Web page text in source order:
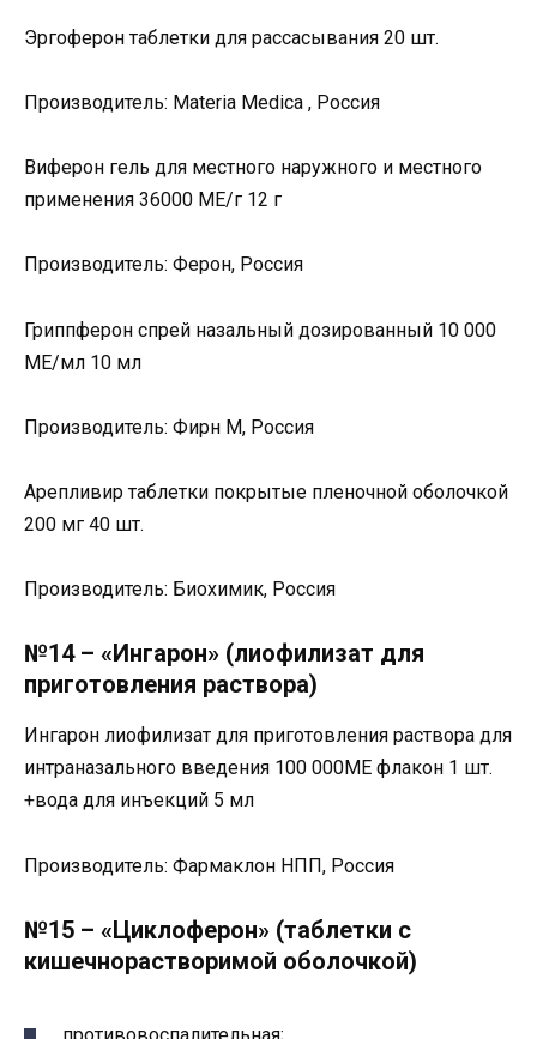
Эргоферон таблетки для рассасывания 20 шт.
Производитель: Materia Medica , Россия
Виферон гель для местного наружного и местного
применения 36000 МЕ/г 12 г
Производитель: Ферон, Россия
Гриппферон спрей назальный дозированный 10 000
МЕ/мл 10 мл
Производитель: Фирн М, Россия
Арепливир таблетки покрытые пленочной оболочкой
200 мг 40 шт.
Производитель: Биохимик, Россия
№14 – «Ингарон» (лиофилизат для
приготовления раствора)
Ингарон лиофилизат для приготовления раствора для
интраназального введения 100 000МЕ флакон 1 шт.
+вода для инъекций 5 мл
Производитель: Фармаклон НПП, Россия
№15 – «Циклоферон» (таблетки с
кишечнорастворимой оболочкой)